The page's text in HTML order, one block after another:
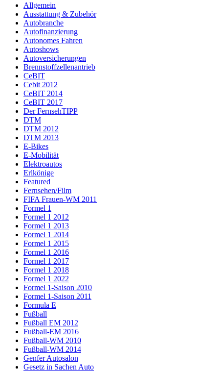
Allgemein
Ausstattung & Zubehör
Autobranche
Autofinanzierung
Autonomes Fahren
Autoshows
Autoversicherungen
Brennstoffzellenantrieb
CeBIT
Cebit 2012
CeBIT 2014
CeBIT 2017
Der FernsehTIPP
DTM
DTM 2012
DTM 2013
E-Bikes
E-Mobilität
Elektroautos
Erlkönige
Featured
Fernsehen/Film
FIFA Frauen-WM 2011
Formel 1
Formel 1 2012
Formel 1 2013
Formel 1 2014
Formel 1 2015
Formel 1 2016
Formel 1 2017
Formel 1 2018
Formel 1 2022
Formel 1-Saison 2010
Formel 1-Saison 2011
Formula E
Fußball
Fußball EM 2012
Fußball-EM 2016
Fußball-WM 2010
Fußball-WM 2014
Genfer Autosalon
Gesetz in Sachen Auto